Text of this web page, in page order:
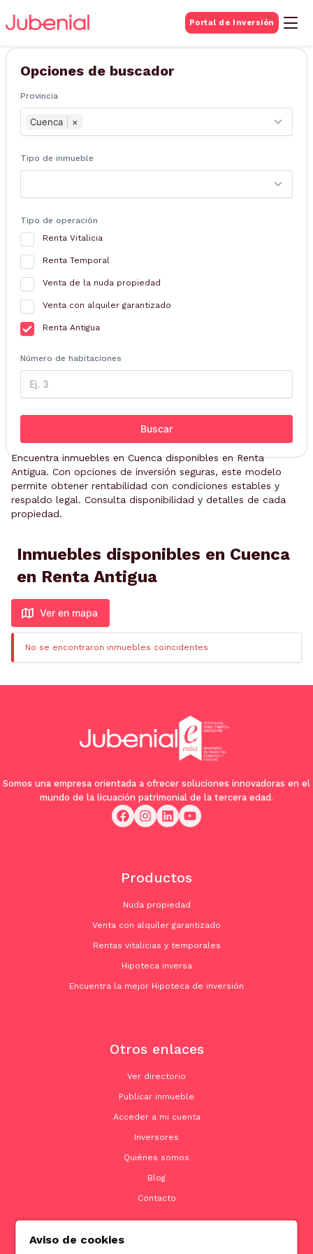
Portal de Inversión
BUSQUEDA DE
Inmuebles
Opciones de buscador
Provincia
Cuenca ×
Tipo de inmueble
Tipo de operación
Renta Vitalicia
Renta Temporal
Venta de la nuda propiedad
Venta con alquiler garantizado
Renta Antigua
Número de habitaciones
Buscar
Encuentra inmuebles en Cuenca disponibles en Renta
Antigua. Con opciones de inversión seguras, este modelo
permite obtener rentabilidad con condiciones estables y
respaldo legal. Consulta disponibilidad y detalles de cada
propiedad.
Inmuebles disponibles en Cuenca
en Renta Antigua
Ver en mapa
No se encontraron inmuebles coincidentes
Somos una empresa orientada a ofrecer soluciones innovadoras en el
mundo de la licuación patrimonial de la tercera edad.
Productos
Nuda propiedad
Venta con alquiler garantizado
Rentas vitalicias y temporales
Hipoteca inversa
Encuentra la mejor Hipoteca de inversión
Otros enlaces
Ver directorio
Publicar inmueble
Acceder a mi cuenta
Inversores
Quiénes somos
Blog
Contacto
Aviso de cookies